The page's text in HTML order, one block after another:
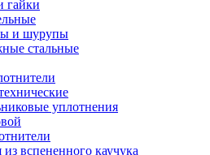
гайки
и шурупы
стальные
уплотнения
вспененного каучука